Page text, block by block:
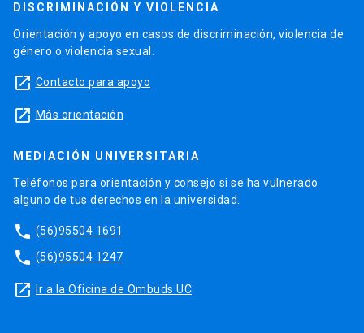
DISCRIMINACIÓN Y VIOLENCIA
Orientación y apoyo en casos de discriminación, violencia de
género o violencia sexual.
launch Contacto para apoyo
launch Más orientación
MEDIACIÓN UNIVERSITARIA
Teléfonos para orientación y consejo si se ha vulnerado
alguno de tus derechos en la universidad.
phone (56)95504 1691
phone (56)95504 1247
launch Ir a la Oficina de Ombuds UC